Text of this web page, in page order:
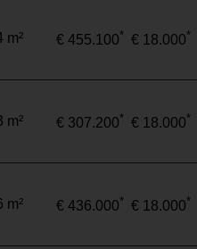
m² € 455.100* € 18.000*
m² € 307.200* € 18.000*
m² € 436.000* € 18.000*